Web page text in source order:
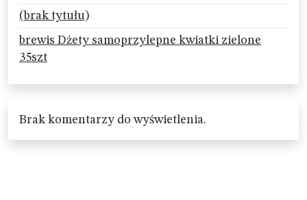
(brak tytułu)
brewis Dżety samoprzylepne kwiatki zielone
35szt
Brak komentarzy do wyświetlenia.